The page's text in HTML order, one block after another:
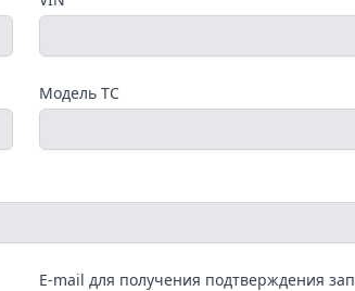
Модель ТС
E-mail для получения подтверждения